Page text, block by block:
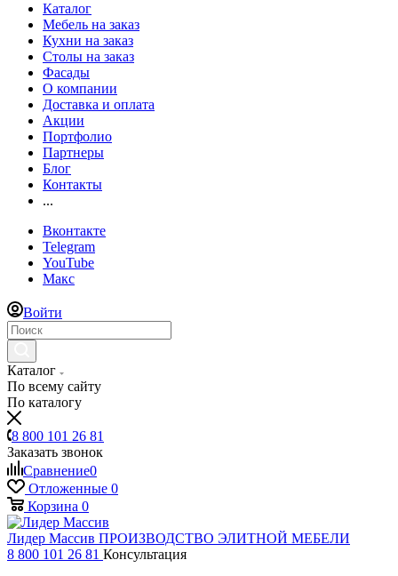
Каталог
Мебель на заказ
Кухни на заказ
Столы на заказ
Фасады
О компании
Доставка и оплата
Акции
Портфолио
Партнеры
Блог
Контакты
...
Вконтакте
Telegram
YouTube
Макс
Войти
Каталог
По всему сайту
По каталогу
8 800 101 26 81
Заказать звонок
Сравнение0
Отложенные 0
Корзина 0
Лидер Массив ПРОИЗВОДСТВО ЭЛИТНОЙ МЕБЕЛИ
8 800 101 26 81 Консультация